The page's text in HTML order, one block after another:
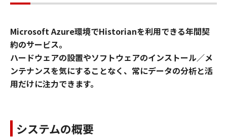
Microsoft Azure環境でHistorianを利用できる年間契
約のサービス。
ハードウェアの設置やソフトウェアのインストール／メ
ンテナンスを気にすることなく、常にデータの分析と活
用だけに注力できます。
システムの概要